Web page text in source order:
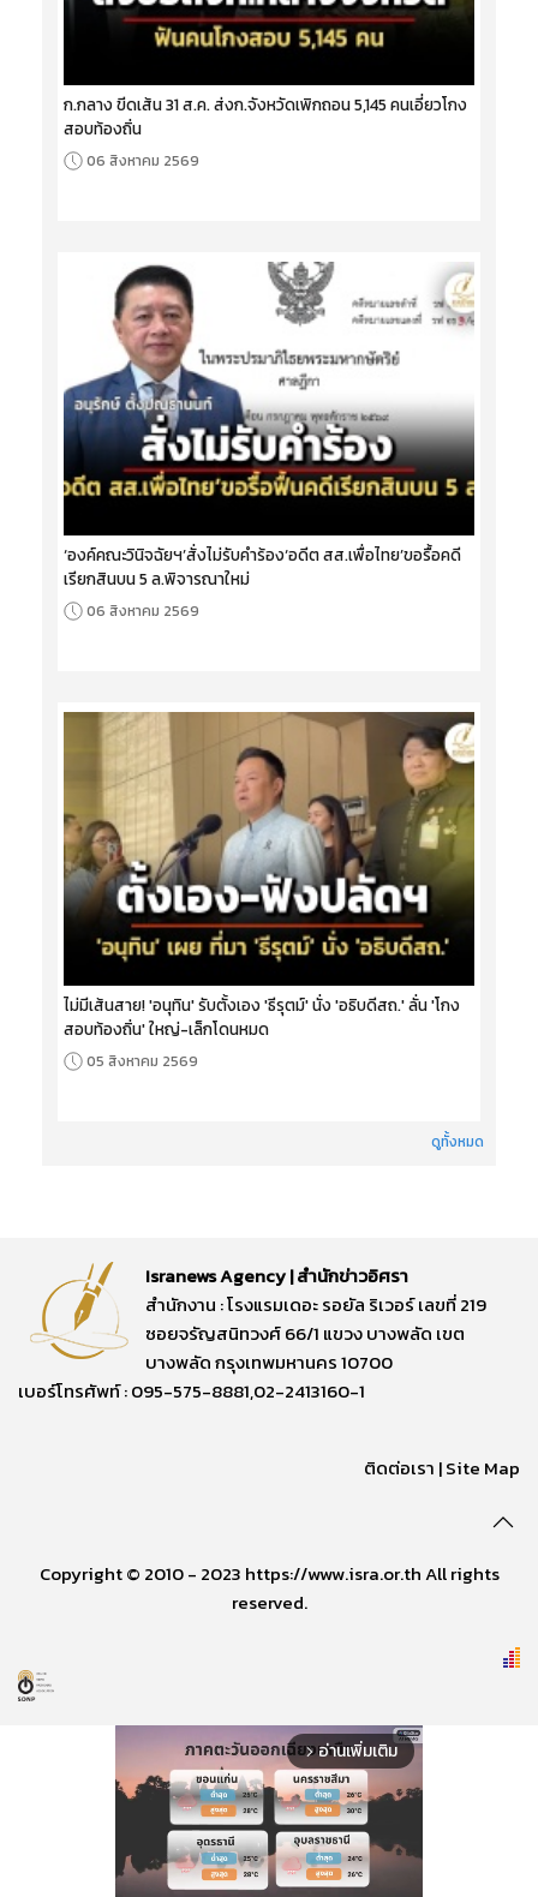
ก.กลาง ขีดเส้น 31 ส.ค. ส่งก.จังหวัดเพิกถอน 5,145 คนเอี่ยวโกง
สอบท้องถิ่น
06 สิงหาคม 2569
‘องค์คณะวินิจฉัยฯ’สั่งไม่รับคำร้อง‘อดีต สส.เพื่อไทย’ขอรื้อคดี
เรียกสินบน 5 ล.พิจารณาใหม่
06 สิงหาคม 2569
ไม่มีเส้นสาย! 'อนุทิน' รับตั้งเอง 'ธีรุตม์' นั่ง 'อธิบดีสถ.' ลั่น 'โกง
สอบท้องถิ่น' ใหญ่-เล็กโดนหมด
05 สิงหาคม 2569
ดูทั้งหมด
Isranews Agency | สำนักข่าวอิศรา
สำนักงาน : โรงแรมเดอะ รอยัล ริเวอร์ เลขที่ 219
ซอยจรัญสนิทวงศ์ 66/1 แขวง บางพลัด เขต
บางพลัด กรุงเทพมหานคร 10700
เบอร์โทรศัพท์ : 095-575-8881,02-2413160-1
ติดต่อเรา |Site Map
Copyright © 2010 - 2023 https://www.isra.or.th All rights
reserved.
arrow_forward_ios อ่านเพิ่มเติม